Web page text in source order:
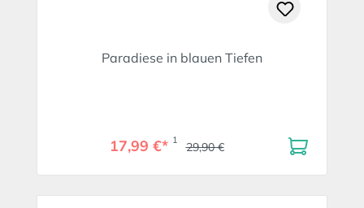
Paradiese in blauen Tiefen
17,99 €* 1 29,90 €